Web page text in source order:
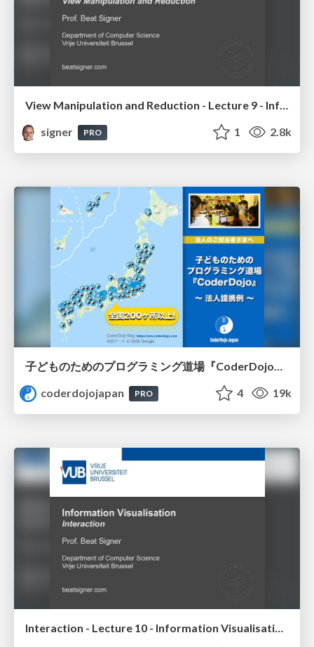
View Manipulation and Reduction - Lecture 9 - Information Visualisation (4019538FNR)
signer
PRO 1 2.8k
子どものためのプログラミング道場『CoderDojo』〜法人提携例〜 / Partnership with CoderDojo Japan
coderdojojapan
PRO 4 19k